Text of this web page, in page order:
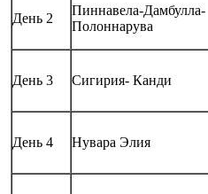
День 2
Пиннавела-Дамбулла-
Полоннарува
День 3 Сигирия- Канди
День 4 Нувара Элия